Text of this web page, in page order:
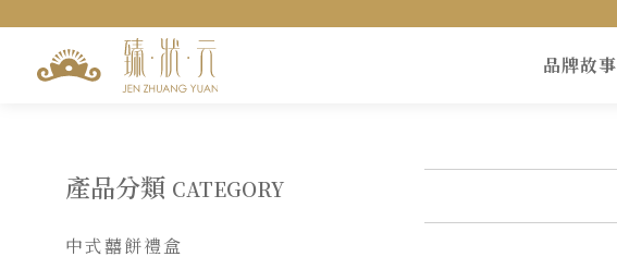
訂單查詢
匯款查詢 聯絡我們
品牌故事
產品分類 CATEGORY
中式囍餅禮盒